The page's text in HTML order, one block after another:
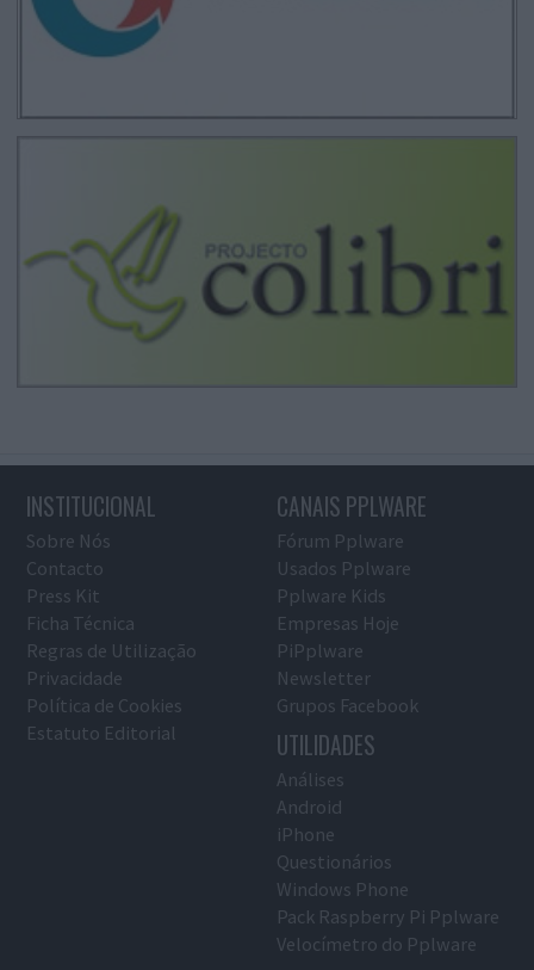
INSTITUCIONAL
Sobre Nós
Contacto
Press Kit
Ficha Técnica
Regras de Utilização
Privacidade
Política de Cookies
Estatuto Editorial
CANAIS PPLWARE
Fórum Pplware
Usados Pplware
Pplware Kids
Empresas Hoje
PiPplware
Newsletter
Grupos Facebook
UTILIDADES
Análises
Android
iPhone
Questionários
Windows Phone
Pack Raspberry Pi Pplware
Velocímetro do Pplware